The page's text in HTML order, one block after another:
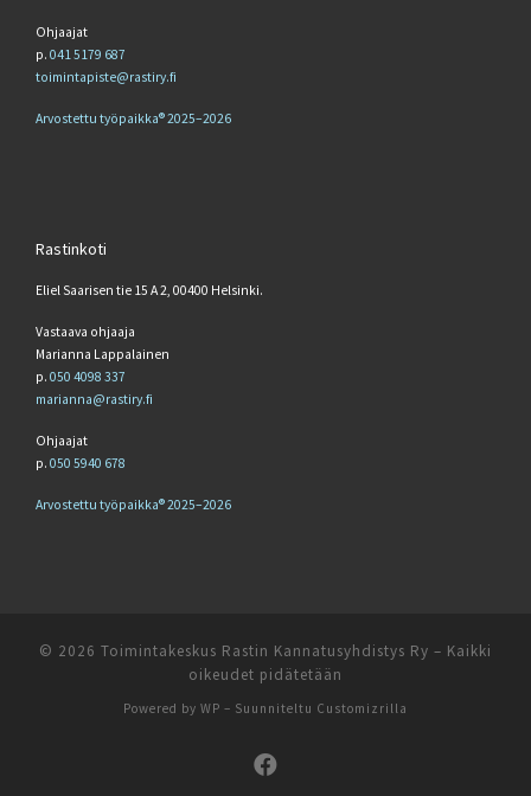
Ohjaajat
p. 041 5179 687
toimintapiste@rastiry.fi
Arvostettu työpaikka® 2025–2026
Rastinkoti
Eliel Saarisen tie 15 A 2, 00400 Helsinki.
Vastaava ohjaaja
Marianna Lappalainen
p. 050 4098 337
marianna@rastiry.fi
Ohjaajat
p. 050 5940 678
Arvostettu työpaikka® 2025–2026
© 2026 Toimintakeskus Rastin Kannatusyhdistys Ry – Kaikki
oikeudet pidätetään
Powered by WP – Suunniteltu Customizrilla